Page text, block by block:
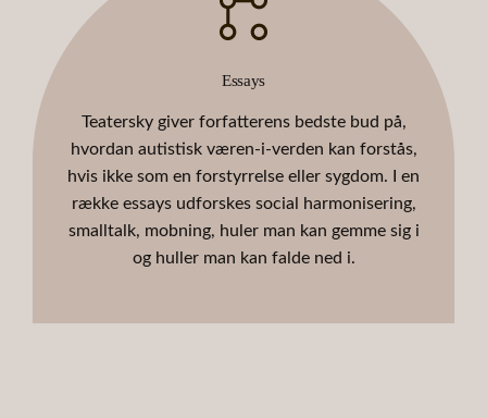
Essays
Teatersky giver forfatterens bedste bud på,
hvordan autistisk væren-i-verden kan forstås,
hvis ikke som en forstyrrelse eller sygdom. I en
række essays udforskes social harmonisering,
smalltalk, mobning, huler man kan gemme sig i
og huller man kan falde ned i.